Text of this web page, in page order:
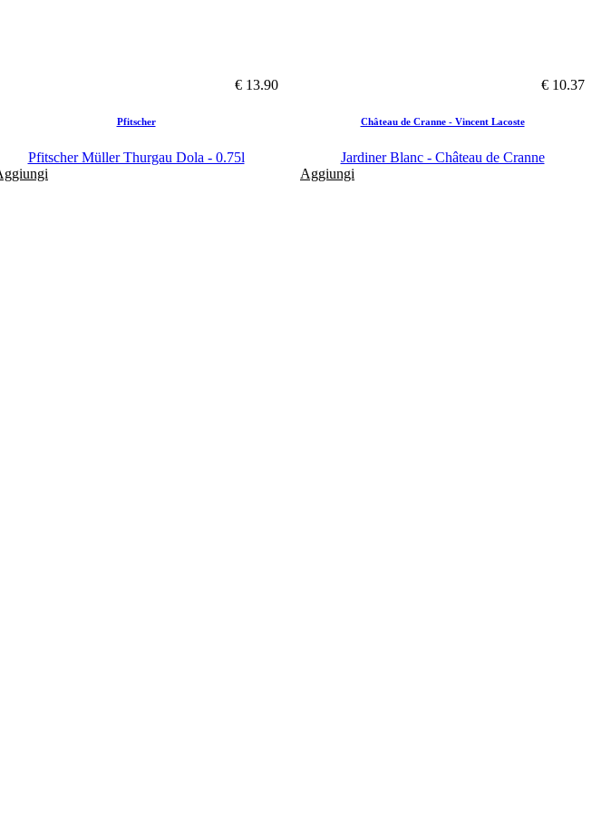
€ 13.90
Pfitscher
Pfitscher Müller Thurgau Dola - 0.75l
€ 10.37
Château de Cranne - Vincent Lacoste
Jardiner Blanc - Château de Cranne
Aggiungi